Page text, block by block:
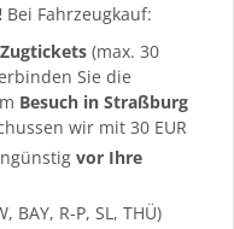
Bei Fahrzeugkauf:
Zugtickets(max. 30
Sie die
Besuch in Straßburg
wir mit 30 EUR
vor Ihre
BAY, R-P, SL, THÜ)